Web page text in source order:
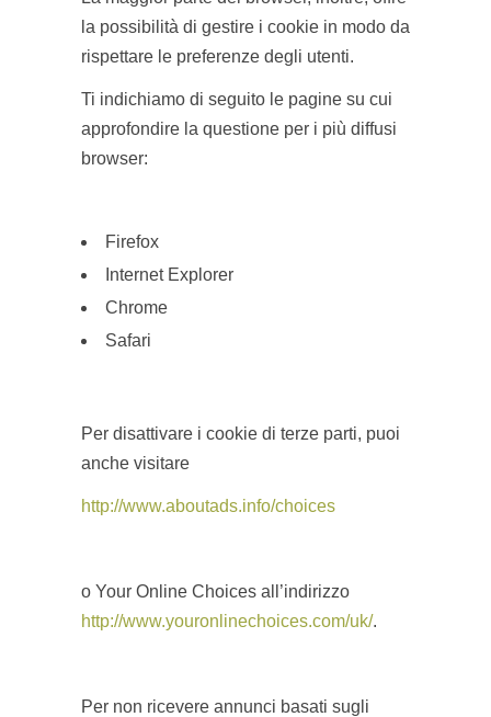
la possibilità di gestire i cookie in modo da
rispettare le preferenze degli utenti.
Ti indichiamo di seguito le pagine su cui
approfondire la questione per i più diffusi
browser:
Firefox
Internet Explorer
Chrome
Safari
Per disattivare i cookie di terze parti, puoi
anche visitare
http://www.aboutads.info/choices
o Your Online Choices all’indirizzo
http://www.youronlinechoices.com/uk/.
Per non ricevere annunci basati sugli